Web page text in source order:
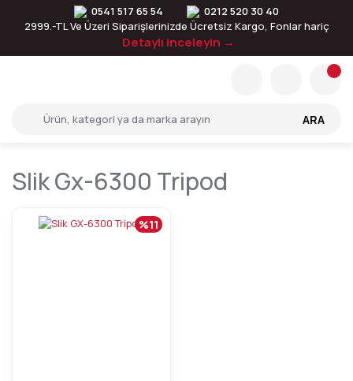
0541 517 65 54
0212 520 30 40
2999.-TL Ve Üzeri Siparişlerinizde Ücretsiz Kargo, Fonlar hariç
Detaylı inceleyin →
ARA
Slik Gx-6300 Tripod
%11